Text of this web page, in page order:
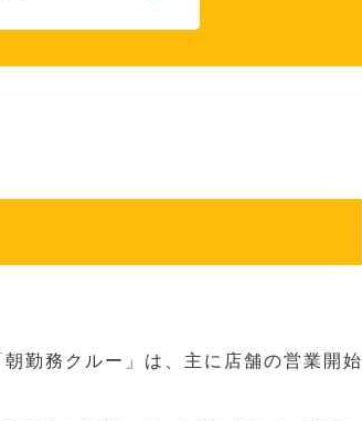
勤務クルー」は、主に店舗の営業開始